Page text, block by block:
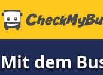
Mit dem